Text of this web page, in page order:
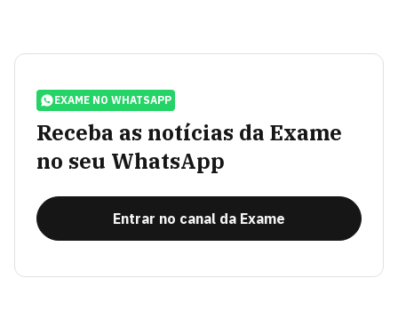
EXAME NO WHATSAPP
Receba as notícias da Exame
no seu WhatsApp
Entrar no canal da Exame